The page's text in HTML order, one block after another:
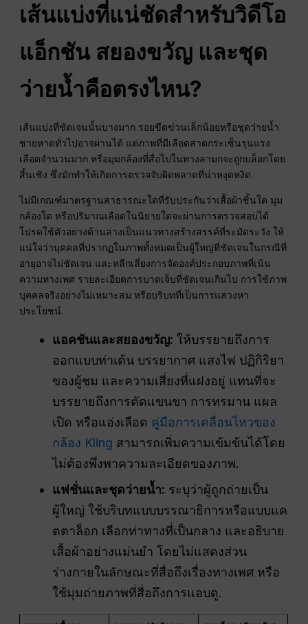
เส้นแบ่งที่แน่ชัดสำหรับวิดีโอ
แอ็กชัน สยองขวัญ และชุด
ว่ายน้ำคือตรงไหน?
เส้นแบ่งที่ชัดเจนนั้นบางมาก รอยขีดข่วนเล็กน้อยหรือชุดว่ายน้ำ
ชายหาดทั่วไปอาจผ่านได้ แต่ภาพที่มีเลือดสาดกระเซ็นรุนแรง
เลือดจำนวนมาก หรือมุมกล้องที่สื่อไปในทางลามกจะถูกบล็อกโดย
สิ้นเชิง ซึ่งมักทำให้เกิดการตรวจจับผิดพลาดที่น่าหงุดหงิด.
ไม่มีเกณฑ์มาตรฐานสาธารณะใดที่รับประกันว่าเสื้อผ้าชิ้นใด มุม
กล้องใด หรือปริมาณเลือดในนิยายใดจะผ่านการตรวจสอบได้
โปรดใช้ตัวอย่างด้านล่างเป็นแนวทางสร้างสรรค์ที่ระมัดระวัง ให้
แน่ใจว่าบุคคลที่ปรากฏในภาพทั้งหมดเป็นผู้ใหญ่ที่ชัดเจนในกรณีที่
อายุอาจไม่ชัดเจน และหลีกเลี่ยงการจัดองค์ประกอบภาพที่เน้น
ความทางเพศ รายละเอียดการบาดเจ็บที่ชัดเจนเกินไป การใช้ภาพ
บุคคลจริงอย่างไม่เหมาะสม หรือบริบทที่เป็นการแสวงหา
ประโยชน์.
แอคชันและสยองขวัญ: ให้บรรยายถึงการ
ออกแบบท่าเต้น บรรยากาศ แสงไฟ ปฏิกิริยา
ของผู้ชม และความเสี่ยงที่แฝงอยู่ แทนที่จะ
บรรยายถึงการตัดแขนขา การทรมาน แผล
เปิด หรือแอ่งเลือด คู่มือการเคลื่อนไหวของ
กล้อง Kling สามารถเพิ่มความเข้มข้นได้โดย
ไม่ต้องพึ่งพาความละเอียดของภาพ.
แฟชั่นและชุดว่ายน้ำ: ระบุว่าผู้ถูกถ่ายเป็น
ผู้ใหญ่ ใช้บริบทแบบบรรณาธิการหรือแบบแค
ตตาล็อก เลือกท่าทางที่เป็นกลาง และอธิบาย
เสื้อผ้าอย่างแม่นยำ โดยไม่แสดงส่วน
ร่างกายในลักษณะที่สื่อถึงเรื่องทางเพศ หรือ
ใช้มุมถ่ายภาพที่สื่อถึงการแอบดู.